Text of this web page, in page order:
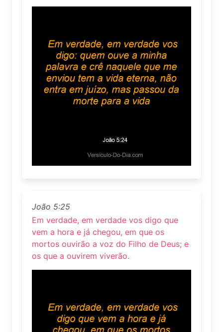
João 5:25
Em verdade, em verdade vos digo que
vem a hora e já chegou, em que os
mortos ouvirão a voz do Filho de Deus; e
os que a ouvirem viverão.